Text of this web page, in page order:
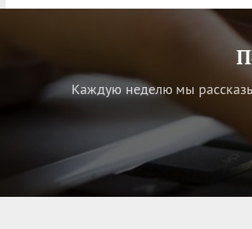
Каждую неделю мы